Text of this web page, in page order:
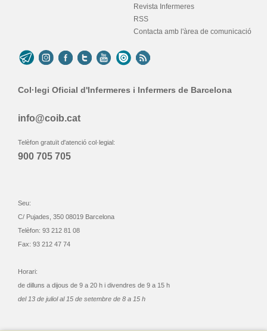
Revista Infermeres
RSS
Contacta amb l'àrea de comunicació
Col·legi Oficial d'Infermeres i Infermers de Barcelona
info@coib.cat
Telèfon gratuït d'atenció col·legial:
900 705 705
Seu:
C/ Pujades, 350 08019 Barcelona
Telèfon: 93 212 81 08
Fax: 93 212 47 74
Horari:
de dilluns a dijous de 9 a 20 h i divendres de 9 a 15 h
del 13 de juliol al 15 de setembre de 8 a 15 h